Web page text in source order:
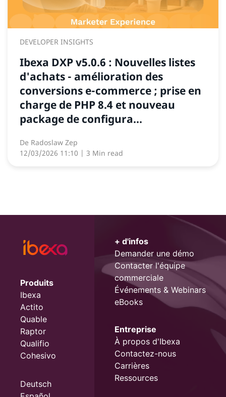
DEVELOPER INSIGHTS
Ibexa DXP v5.0.6 : Nouvelles listes
d'achats - amélioration des
conversions e-commerce ; prise en
charge de PHP 8.4 et nouveau
package de configura...
De Radoslaw Zep
12/03/2026 11:10 | 3 Min read